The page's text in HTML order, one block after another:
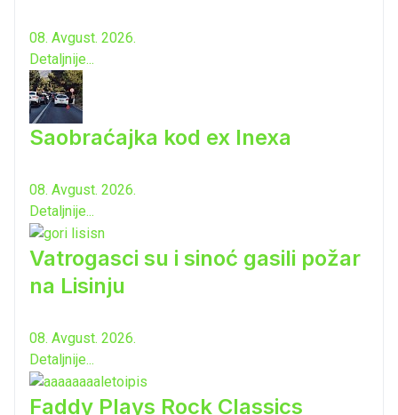
08. Avgust. 2026.
Detaljnije...
Saobraćajka kod ex Inexa
08. Avgust. 2026.
Detaljnije...
Vatrogasci su i sinoć gasili požar
na Lisinju
08. Avgust. 2026.
Detaljnije...
Faddy Plays Rock Classics